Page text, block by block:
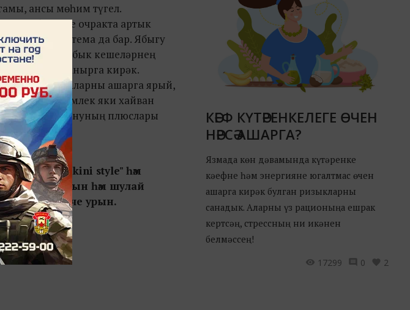
ансы мөһим түгел.
беренче очракта артык
система да бар. Ябыгу
сорала. Ябык кешеләрнең
белән тукланырга кирәк.
булмас. Аларны ашарга ярый,
Шулай ук усемлек яки хайван
Дөрес туклануның плюслары
"Bikini style" һәм
беренче урын һәм шулай
беренче урын.
урын.
КӘЕФ КҮТӘРЕНКЕЛЕГЕ ӨЧЕН
НӘРСӘ АШАРГА?
Язмада көн дәвамында күтәренке
кәефне һәм энергияне югалтмас өчен
ашарга кирәк булган ризыкларны
санадык. Аларны үз рационыңа ешрак
кертсәң, стрессның ни икәнен
белмәссең!
17299
0 2